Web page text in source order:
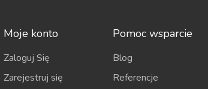
Moje konto
Zaloguj Się
Zarejestruj się
Pomoc wsparcie
Blog
Referencje